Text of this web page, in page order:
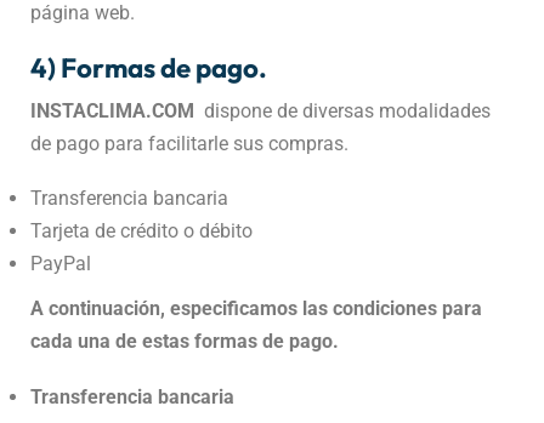
página web.
4) Formas de pago.
INSTACLIMA.COM dispone de diversas modalidades
de pago para facilitarle sus compras.
Transferencia bancaria
Tarjeta de crédito o débito
PayPal
A continuación, especificamos las condiciones para
cada una de estas formas de pago.
Transferencia bancaria